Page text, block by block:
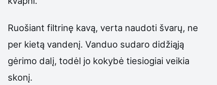
Ruošiant filtrinę kavą, verta naudoti švarų, ne
per kietą vandenį. Vanduo sudaro didžiąją
gėrimo dalį, todėl jo kokybė tiesiogiai veikia
skonį.